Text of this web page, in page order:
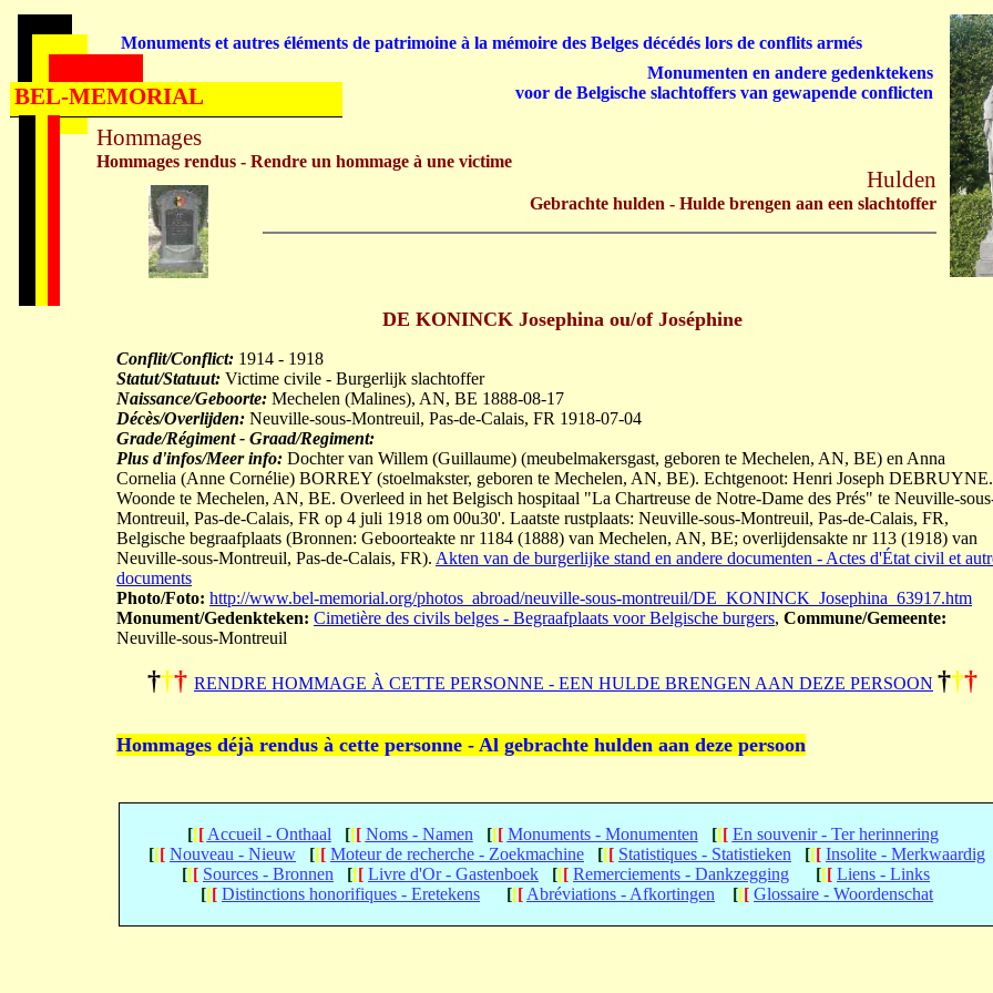
DE KONINCK Josephina ou/of Joséphine
Conflit/Conflict: 1914 - 1918
Statut/Statuut: Victime civile - Burgerlijk slachtoffer
Naissance/Geboorte: Mechelen (Malines), AN, BE 1888-08-17
Décès/Overlijden: Neuville-sous-Montreuil, Pas-de-Calais, FR 1918-07-04
Grade/Régiment - Graad/Regiment:
Plus d'infos/Meer info: Dochter van Willem (Guillaume) (meubelmakersgast, geboren te Mechelen, AN, BE) en Anna
Cornelia (Anne Cornélie) BORREY (stoelmakster, geboren te Mechelen, AN, BE). Echtgenoot: Henri Joseph DEBRUYNE.
Woonde te Mechelen, AN, BE. Overleed in het Belgisch hospitaal "La Chartreuse de Notre-Dame des Prés" te Neuville-
Montreuil, Pas-de-Calais, FR op 4 juli 1918 om 00u30'. Laatste rustplaats: Neuville-sous-Montreuil, Pas-de-Calais, FR,
Belgische begraafplaats (Bronnen: Geboorteakte nr 1184 (1888) van Mechelen, AN, BE; overlijdensakte nr 113 (1918) van
Neuville-sous-Montreuil, Pas-de-Calais, FR). Akten van de burgerlijke stand en andere documenten - Actes d'État civil et
documents
Photo/Foto: http://www.bel-memorial.org/photos_abroad/neuville-sous-montreuil/DE_KONINCK_Josephina_63917.htm
Monument/Gedenkteken: Cimetière des civils belges - Begraafplaats voor Belgische burgers, Commune/Gemeente:
Neuville-sous-Montreuil
††† RENDRE HOMMAGE À CETTE PERSONNE - EEN HULDE BRENGEN AAN DEZE PERSOON †††
Hommages déjà rendus à cette personne - Al gebrachte hulden aan deze persoon
[[[ Accueil - Onthaal [[[ Noms - Namen [[[ Monuments - Monumenten [[[ En souvenir - Ter herinnering
[[[ Nouveau - Nieuw [[[ Moteur de recherche - Zoekmachine [[[ Statistiques - Statistieken [[[ Insolite - Merkwaardig
[[[ Sources - Bronnen [[[ Livre d'Or - Gastenboek [[[ Remerciements - Dankzegging [[[ Liens - Links
[[[ Distinctions honorifiques - Eretekens [[[ Abréviations - Afkortingen [[[ Glossaire - Woordenschat
Hommages
Hommages rendus - Rendre un hommage à une victime
Hulden
Gebrachte hulden - Hulde brengen aan een slachtoffer
Monuments et autres éléments de patrimoine à la mémoire des Belges décédés lors de conflits armés
Monumenten en andere gedenktekens
voor de Belgische slachtoffers van gewapende conflicten
BEL-MEMORIAL